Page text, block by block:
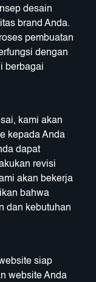
desain
brand Anda.
pembuatan
dengan
berbagai
kami akan
kepada Anda
dapat
revisi
akan bekerja
bahwa
dan kebutuhan
siap
website Anda